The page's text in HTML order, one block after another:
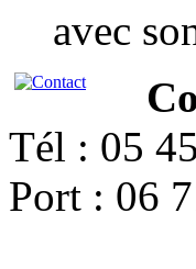
avec
Tél : 05
Port : 06